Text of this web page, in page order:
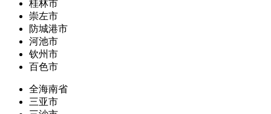
桂林市
崇左市
防城港市
河池市
钦州市
百色市
全海南省
三亚市